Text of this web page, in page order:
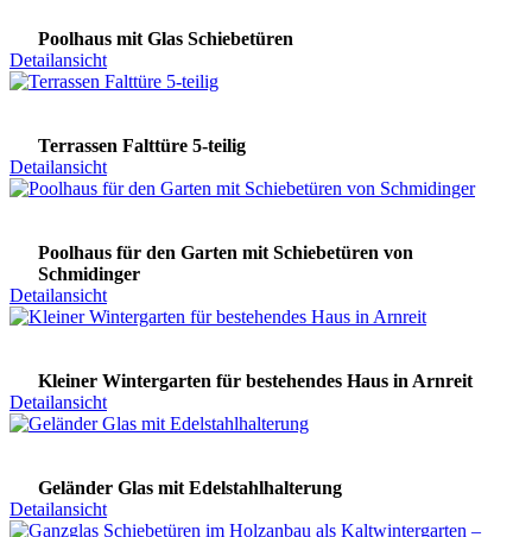
Poolhaus mit Glas Schiebetüren
Detailansicht
Terrassen Falttüre 5-teilig
Detailansicht
Poolhaus für den Garten mit Schiebetüren von
Schmidinger
Detailansicht
Kleiner Wintergarten für bestehendes Haus in Arnreit
Detailansicht
Geländer Glas mit Edelstahlhalterung
Detailansicht